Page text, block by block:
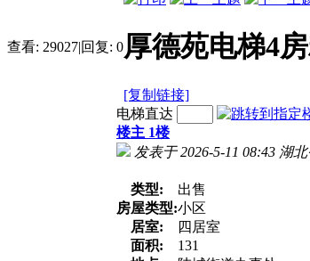
查看: 29027|回复: 0厚德苑电梯4
[复制链接]
电梯直达
楼主 1楼
发表于 2026-5-11 08:43 湖
类型:
出售
房屋类型:小区
居室:
四居室
面积:
131